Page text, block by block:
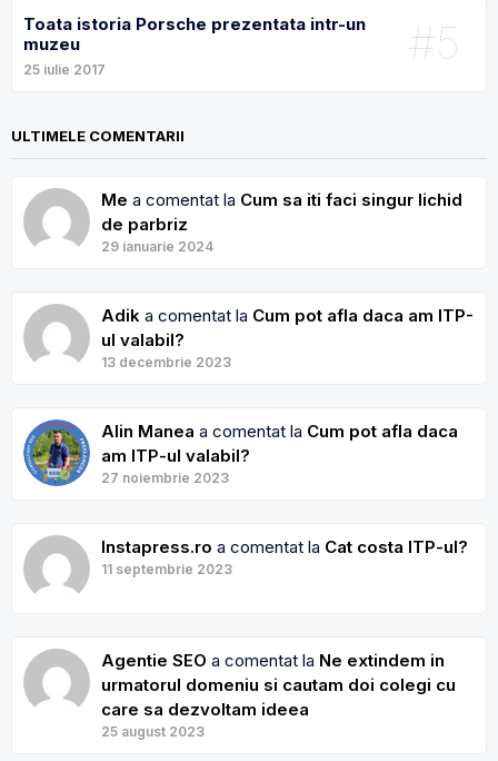
#5
Toata istoria Porsche prezentata intr-un
muzeu
25 iulie 2017
ULTIMELE COMENTARII
Me a comentat la Cum sa iti faci singur lichid
de parbriz
29 ianuarie 2024
Adik a comentat la Cum pot afla daca am ITP-
ul valabil?
13 decembrie 2023
Alin Manea a comentat la Cum pot afla daca
am ITP-ul valabil?
27 noiembrie 2023
Instapress.ro a comentat la Cat costa ITP-ul?
11 septembrie 2023
Agentie SEO a comentat la Ne extindem in
urmatorul domeniu si cautam doi colegi cu
care sa dezvoltam ideea
25 august 2023